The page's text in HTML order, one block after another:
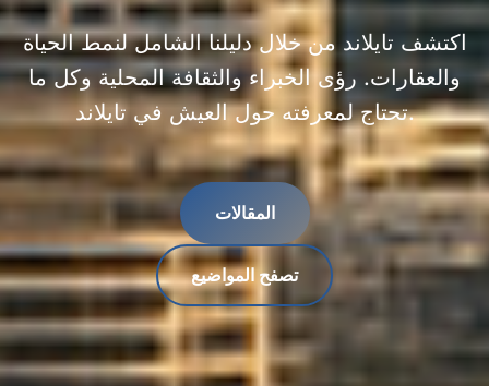
اكتشف تايلاند من خلال دليلنا الشامل لنمط الحياة
والعقارات. رؤى الخبراء والثقافة المحلية وكل ما
تحتاج لمعرفته حول العيش في تايلاند.
المقالات
تصفح المواضيع